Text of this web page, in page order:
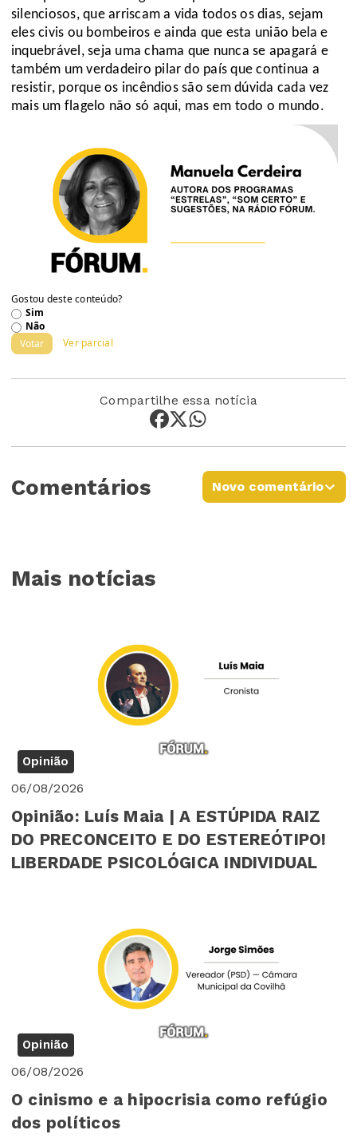
silenciosos, que arriscam a vida todos os dias, sejam
eles civis ou bombeiros e ainda que esta união bela e
inquebrável, seja uma chama que nunca se apagará e
também um verdadeiro pilar do país que continua a
resistir, porque os incêndios são sem dúvida cada vez
mais um flagelo não só aqui, mas em todo o mundo.
Gostou deste conteúdo?
Sim
Não
Votar
Ver parcial
Compartilhe essa notícia
Comentários Novo comentário
Mais notícias
Opinião
06/08/2026
Opinião: Luís Maia | A ESTÚPIDA RAIZ
DO PRECONCEITO E DO ESTEREÓTIPO!
LIBERDADE PSICOLÓGICA INDIVIDUAL
Opinião
06/08/2026
O cinismo e a hipocrisia como refúgio
dos políticos